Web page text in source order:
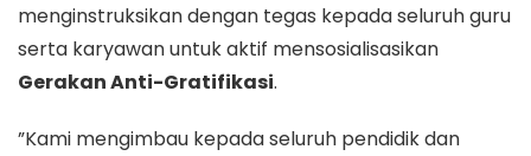
menginstruksikan dengan tegas kepada seluruh guru
serta karyawan untuk aktif mensosialisasikan
Gerakan Anti-Gratifikasi.
​”Kami mengimbau kepada seluruh pendidik dan